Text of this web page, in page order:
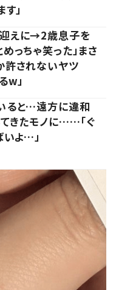
」
えに→2歳息子を
っちゃ笑った」まさ
許されないヤツ
w」
ると…遠方に違和
きたモノに……「ぐ
いよ…」